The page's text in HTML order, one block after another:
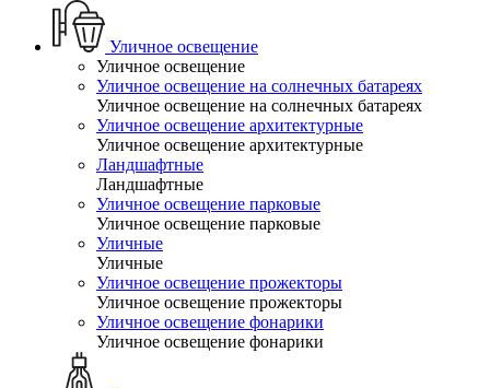
Уличное освещение
Уличное освещение
Уличное освещение на солнечных батареях
Уличное освещение на солнечных батареях
Уличное освещение архитектурные
Уличное освещение архитектурные
Ландшафтные
Ландшафтные
Уличное освещение парковые
Уличное освещение парковые
Уличные
Уличные
Уличное освещение прожекторы
Уличное освещение прожекторы
Уличное освещение фонарики
Уличное освещение фонарики